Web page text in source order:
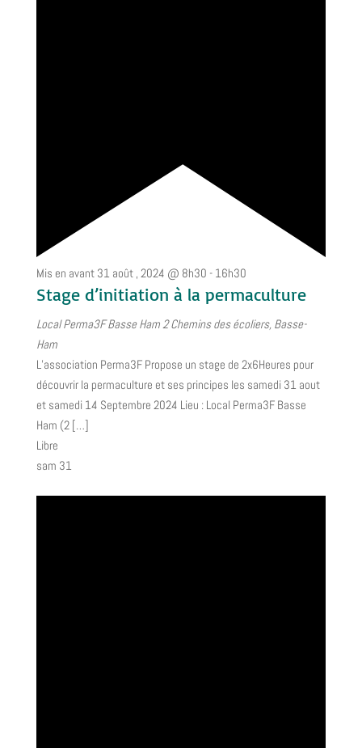
Mis en avant 31 août , 2024 @ 8h30 - 16h30
Stage d’initiation à la permaculture
Local Perma3F Basse Ham2 Chemins des écoliers, Basse-
Ham
L’association Perma3F Propose un stage de 2x6Heures pour
découvrir la permaculture et ses principes les samedi 31 aout
et samedi 14 Septembre 2024 Lieu : Local Perma3F Basse
Ham (2 […]
Libre
sam 31